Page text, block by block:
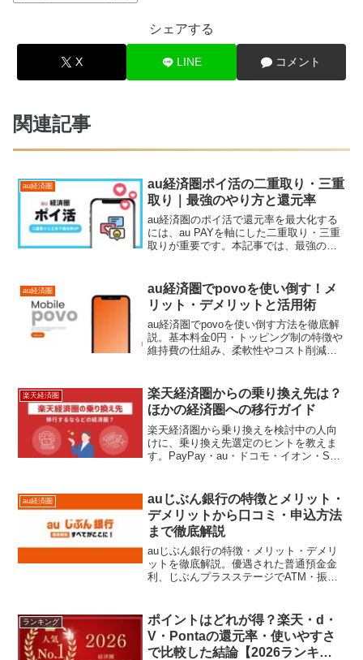
シェアする
X LINE コメント
関連記事
au経済圏
au経済圏ポイ活の二重取り・三重
取り｜最強のやり方と還元率
au経済圏のポイ活で還元率を最大化する
には、au PAYを軸にした二重取り・三重
取りが重要です。本記事では、最強の攻
わせを解説します。
au経済圏
au経済圏でpovoを使い倒す！メ
リット・デメリットと活用術
au経済圏でpovoを使い倒す方法を徹底解
説。基本料金0円・トッピング制の特徴や
維持費の仕組み、柔軟性やコスト削減の
ポイントやauじぶん銀行など連携可能な
サービスも紹介し、日常生活で賢く活用
するための実践的ガイドを詳しくまとめ
た。
楽天経済圏
楽天経済圏からの乗り換え先は？
ほかの経済圏への移行ガイド
楽天経済圏から乗り換えを検討中の人向
けに、乗り換え先選定のヒントを教えま
す。PayPay・au・ドコモ・イオン・SBI
生活の選び方や、ハイブリッド活用のコ
ツも紹介。ポイント制度・特典の違いを
チェックして、ベストな経済圏選びをサ
ポートします。
au経済圏
auじぶん銀行の特徴とメリット・
デメリットから口コミ・申込方法
まで徹底解説
auじぶん銀行の特徴・メリット・デメリ
ットを徹底解説。優遇された普通預金金
利、じぶんプラスステージでATM・振込
ネット銀行をチェック
ランキング
ポイントはどれが得？楽天・d・
V・Pontaの還元率・使いやすさ
で比較した結論【2026ランキン